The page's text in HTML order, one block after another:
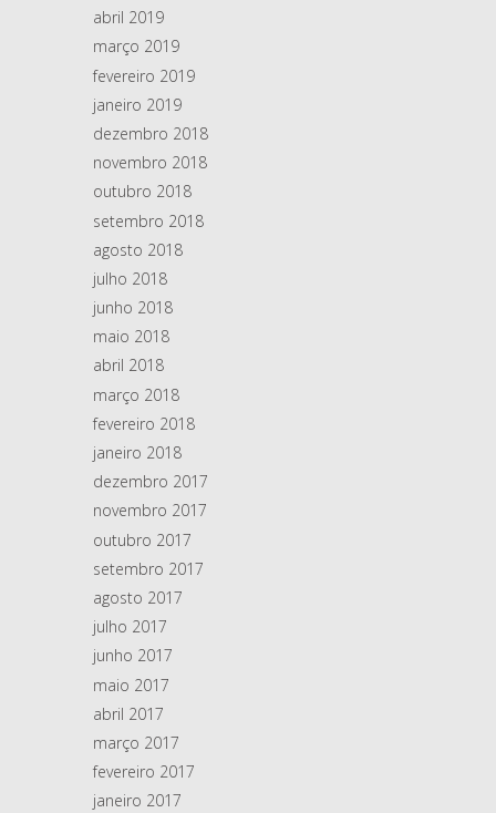
abril 2019
março 2019
fevereiro 2019
janeiro 2019
dezembro 2018
novembro 2018
outubro 2018
setembro 2018
agosto 2018
julho 2018
junho 2018
maio 2018
abril 2018
março 2018
fevereiro 2018
janeiro 2018
dezembro 2017
novembro 2017
outubro 2017
setembro 2017
agosto 2017
julho 2017
junho 2017
maio 2017
abril 2017
março 2017
fevereiro 2017
janeiro 2017